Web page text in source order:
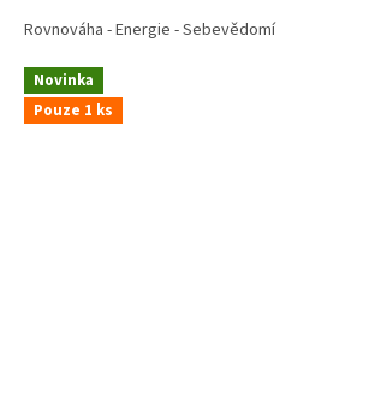
Rovnováha - Energie - Sebevědomí
Novinka
Pouze 1 ks